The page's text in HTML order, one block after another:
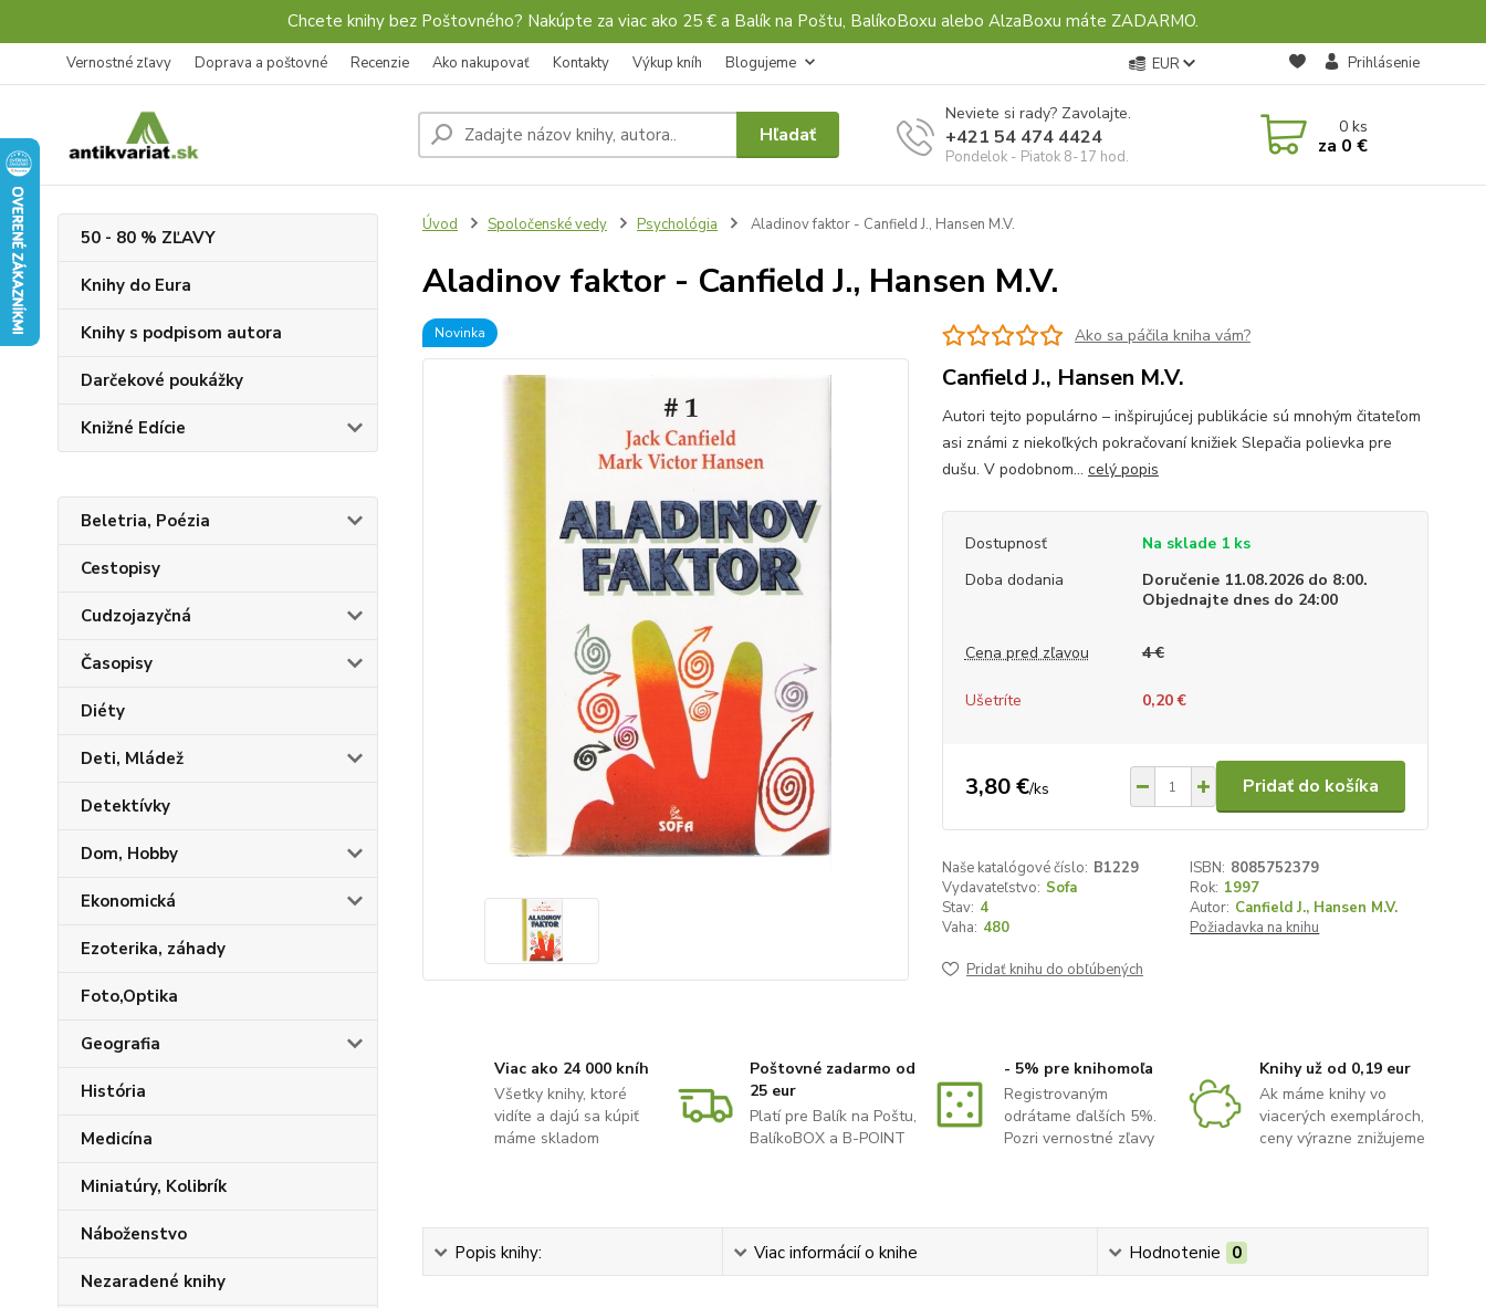
Chcete knihy bez Poštovného? Nakúpte za viac ako 25 € a Balík na Poštu, BalíkoBoxu alebo AlzaBoxu máte ZADARMO.
Vernostné zľavy Doprava a poštovné Recenzie Ako nakupovať Kontakty Výkup kníh Blogujeme EUR Prihlásenie
Hľadať
Neviete si rady? Zavolajte.
+421 54 474 4424
Pondelok - Piatok 8-17 hod.
0ks
za 0 €
50 - 80 % ZĽAVY
Knihy do Eura
Knihy s podpisom autora
Darčekové poukážky
Knižné Edície
Beletria, Poézia
Cestopisy
Cudzojazyčná
Časopisy
Diéty
Deti, Mládež
Detektívky
Dom, Hobby
Ekonomická
Ezoterika, záhady
Foto,Optika
Geografia
História
Medicína
Miniatúry, Kolibrík
Náboženstvo
Nezaradené knihy
Úvod Spoločenské vedy Psychológia Aladinov faktor - Canfield J., Hansen M.V.
Aladinov faktor - Canfield J., Hansen M.V.
Novinka Ako sa páčila kniha vám?
Canfield J., Hansen M.V.
Autori tejto populárno – inšpirujúcej publikácie sú mnohým čitateľom
asi známi z niekoľkých pokračovaní knižiek Slepačia polievka pre
dušu. V podobnom... celý popis
Dostupnosť
Na sklade 1 ks
Doba dodania
Doručenie 11.08.2026 do 8:00.
Objednajte dnes do 24:00
Cena pred zľavou 4 €
Ušetríte 0,20 €
3,80 €/ks Pridať do košíka
Naše katalógové číslo: B1229 ISBN: 8085752379
Vydavateľstvo: Sofa Rok: 1997
Stav: 4 Autor: Canfield J., Hansen M.V.
Vaha: 480 Požiadavka na knihu
Pridať knihu do obľúbených
Viac ako 24 000 kníh
Všetky knihy, ktoré
vidíte a dajú sa kúpiť
máme skladom
Poštovné zadarmo od
25 eur
Platí pre Balík na Poštu,
BalíkoBOX a B-POINT
- 5% pre knihomoľa
Registrovaným
odrátame ďalších 5%.
Pozri vernostné zľavy
Knihy už od 0,19 eur
Ak máme knihy vo
viacerých exemplároch,
ceny výrazne znižujeme
Popis knihy: Viac informácií o knihe Hodnotenie 0